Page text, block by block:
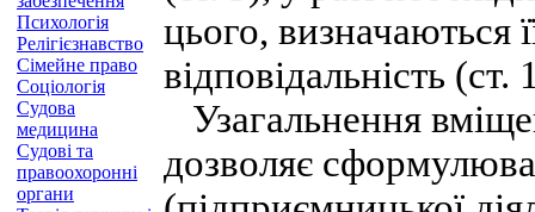
Психологія
Релігієзнавство
Сімейне право
Соціологія
Судова
медицина
Судові та
правоохоронні
органи
цього, визначаються
відповідальність (ст.
Узагальнення
дозволяє